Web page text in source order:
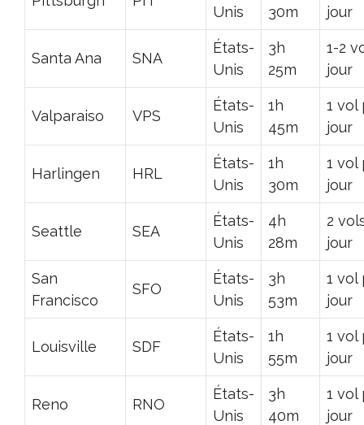
Unis
30m
jour
Santa Ana SNA
États-
Unis
3h
25m
1-2
jour
Valparaiso VPS
États-
Unis
1h
45m
1 vol
jour
Harlingen HRL
États-
Unis
1h
30m
1 vol
jour
Seattle SEA
États-
Unis
4h
28m
2
jour
San
Francisco
SFO
États-
Unis
3h
53m
1 vol
jour
Louisville SDF
États-
Unis
1h
55m
1 vol
jour
Reno RNO
États-
Unis
3h
40m
1 vol
jour